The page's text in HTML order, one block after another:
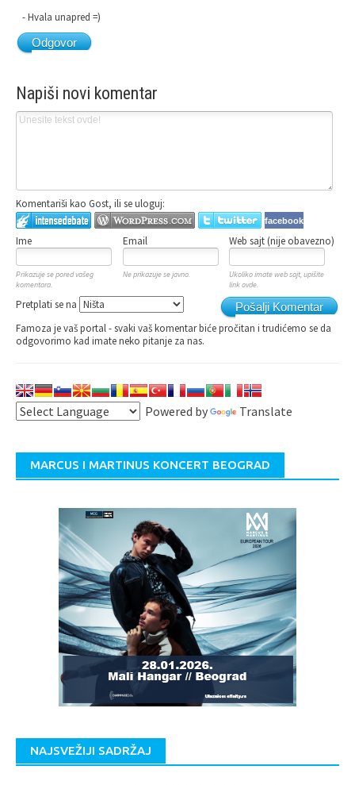
- Hvala unapred =)
Odgovor
Napiši novi komentar
Komentariši kao Gost, ili se uloguj:
facebook
Ime Email Web sajt (nije obavezno)
Prikazuje se pored vašeg
komentara.
Ne prikazuje se javno.
Ukoliko imate web sajt, upišite
link ovde.
Pošalji Komentar
Pretplati se na
Famoza je vaš portal - svaki vaš komentar biće pročitan i trudićemo se da
odgovorimo kad imate neko pitanje za nas.
Powered by Translate
MARCUS I MARTINUS KONCERT BEOGRAD
NAJSVEŽIJI SADRŽAJ